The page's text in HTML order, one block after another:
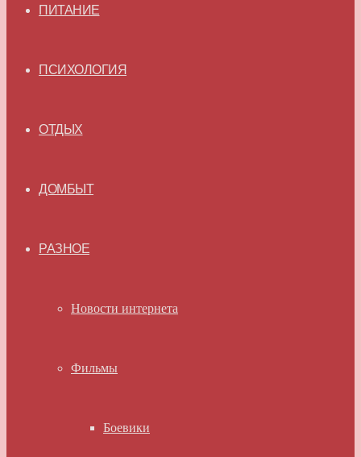
ПИТАНИЕ
ПСИХОЛОГИЯ
ОТДЫХ
ДОМБЫТ
РАЗНОЕ
Новости интернета
Фильмы
Боевики